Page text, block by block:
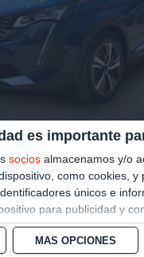
es importante
socios almacenamos y/o
como cookies, y
únicos e
para publicidad y
de publicidad y
de servicios. Con su
MÁS OPCIONES
eDCS6
100 CV Sevilla
Ver oferta